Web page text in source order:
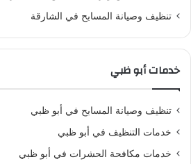
تنظيف وصيانة المسابح في الشارقة
خدمات أبو ظبي
تنظيف وصيانة المسابح في أبو ظبي
خدمات التنظيف في أبو ظبي
خدمات مكافحة الحشرات في أبو ظبي